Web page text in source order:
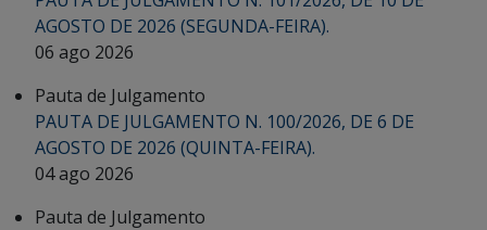
AGOSTO DE 2026 (SEGUNDA-FEIRA).
06 ago 2026
Pauta de Julgamento
PAUTA DE JULGAMENTO N. 100/2026, DE 6 DE
AGOSTO DE 2026 (QUINTA-FEIRA).
04 ago 2026
Pauta de Julgamento